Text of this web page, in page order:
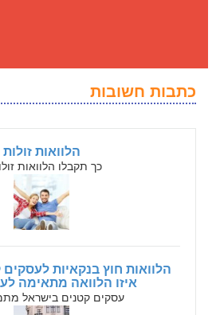
כתבות חשובות
הלוואות זולות
כך תקבלו הלוואות
הלוואות חוץ בנקאיות
איזו הלוואה מתאימה
עסקים קטנים בישראל